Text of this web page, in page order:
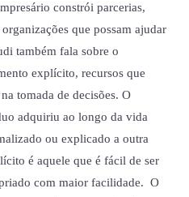
constrói parcerias,
que possam ajudar
também fala sobre o
explícito, recursos que
tomada de decisões. O
adquiriu ao longo da vida
ou explicado a outra
é aquele que é fácil de ser
com maior facilidade. O